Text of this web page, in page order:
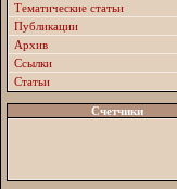
Тематические статьи
Публикации
Архив
Ссылки
Статьи
Счетчики